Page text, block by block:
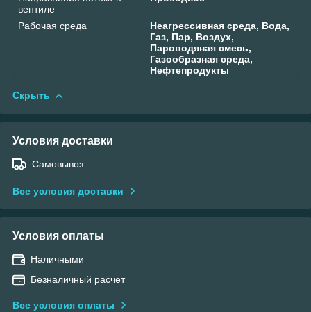
вентиле
Рабочая среда
Неагрессивная среда, Вода,
Газ, Пар, Воздух,
Пароводяная смесь,
Газообразная среда,
Нефтепродукты
Скрыть
Условия доставки
Самовывоз
Все условия доставки
Условия оплаты
Наличными
Безналичный расчет
Все условия оплаты